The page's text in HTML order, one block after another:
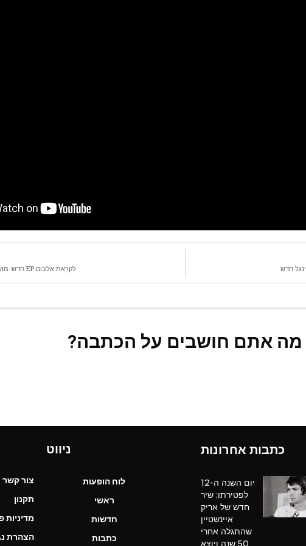
חדש לקראת אלבום EP חדש: מושיקו מור בסינגל חדש
מה אתם חושבים על הכתבה?
כתבות אחרונות
יום השנה ה-12
לפטירתו: שיר
חדש של אריק
איינשטיין
שהתגלה אחרי
50 שנה ויוצא
ניווט
לוח הופעות
ראשי
חדשות
כתבות
צור קשר
תקנון
מדיניות
הצהרת